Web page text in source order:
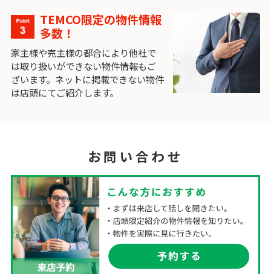
TEMCO限定の物件情報
多数！
家主様や売主様の都合により他社で
は取り扱いができない物件情報もご
ざいます。ネットに掲載できない物件
は店頭にてご紹介します。
お問い合わせ